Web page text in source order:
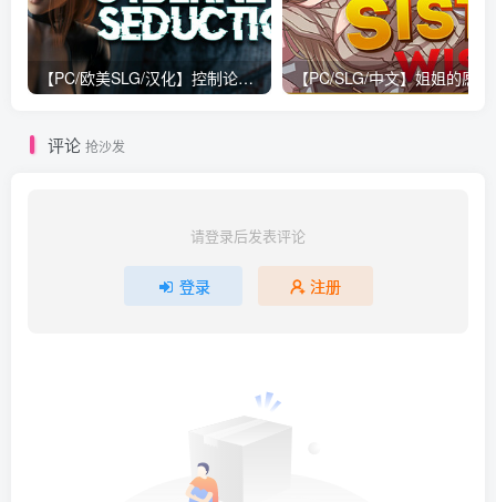
【PC/欧美SLG/汉化】控制论诱惑 Cybernetic Seduction Ep.5 P1 STEAM官方汉化版【5.4G】
注册